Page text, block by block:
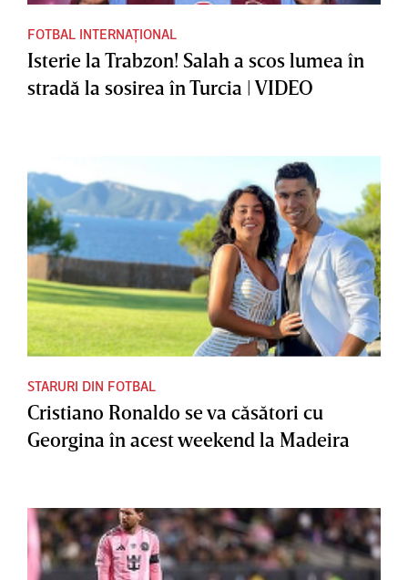
FOTBAL INTERNAȚIONAL
Isterie la Trabzon! Salah a scos lumea în
stradă la sosirea în Turcia | VIDEO
STARURI DIN FOTBAL
Cristiano Ronaldo se va căsători cu
Georgina în acest weekend la Madeira